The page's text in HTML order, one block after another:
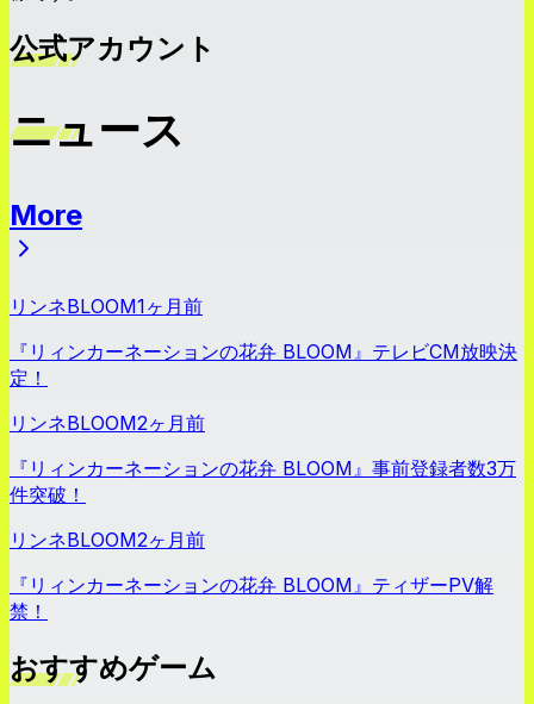
公式アカウント
ニュース
More
リンネBLOOM1ヶ月前
『リィンカーネーションの花弁 BLOOM』テレビCM放映決
定！
リンネBLOOM2ヶ月前
『リィンカーネーションの花弁 BLOOM』事前登録者数3万
件突破！
リンネBLOOM2ヶ月前
『リィンカーネーションの花弁 BLOOM』ティザーPV解
禁！
おすすめゲーム